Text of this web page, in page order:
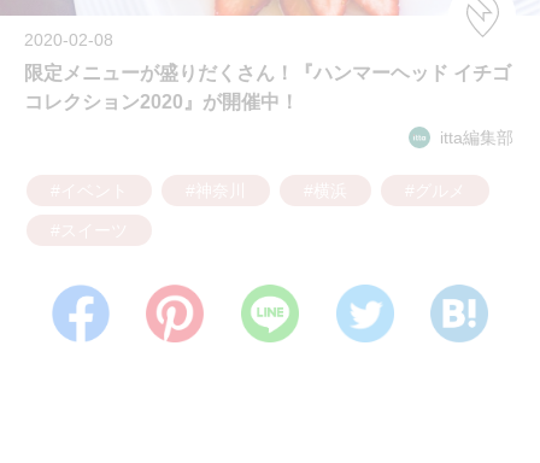
2020-02-08
限定メニューが盛りだくさん！『ハンマーヘッド イチゴ
コレクション2020』が開催中！
itta編集部